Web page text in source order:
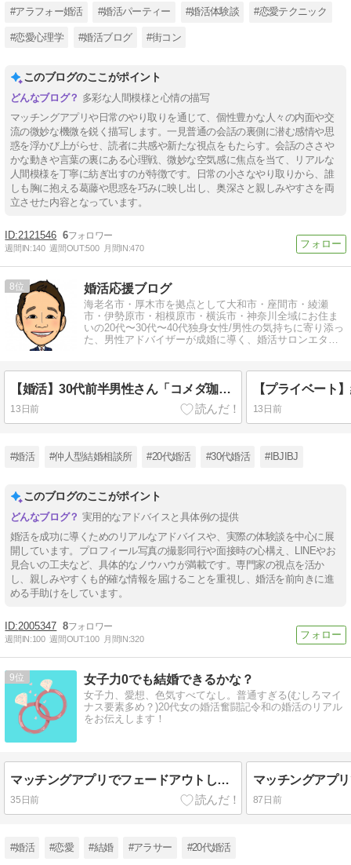
#アラフォー婚活 #婚活パーティー #婚活体験談 #恋愛テクニック
#恋愛心理学 #婚活ブログ #街コン
このブログのここがポイント
多彩な人間模様と心情の描写
マッチングアプリや日常のやり取りを通じて、個性豊かな人々の内面や交
流の微妙な機微を鋭く描写します。一見普通の会話の裏側に潜む感情や思
惑を浮かび上がらせ、読者に共感や新たな視点をもたらす。会話のささや
かな動きや言葉の裏にある心理戦、微妙な空気感に焦点を当て、リアルな
人間模様を丁寧に紡ぎ出すのが特徴です。日常の小さなやり取りから、誰
しも胸に抱える葛藤や思惑を巧みに映し出し、奥深さと親しみやすさを両
立させた内容となっています。
2121546 6
週間IN:140 週間OUT:500 月間IN:470
8 婚活応援ブログ
海老名市・厚木市を拠点として大和市・座間市・綾瀬
市・伊勢原市・相模原市・横浜市・神奈川全域にお住ま
いの20代〜30代〜40代独身女性/男性の気持ちに寄り添っ
た、男性アドバイザーが成婚に導く、婚活サロンエター
【婚活】30代前半男性さん「コメダ珈琲海老名大谷店」にて無料相談
13日前 13日前
#婚活 #仲人型結婚相談所 #20代婚活 #30代婚活 #IBJIBJ
このブログのここがポイント
実用的なアドバイスと具体例の提供
婚活を成功に導くためのリアルなアドバイスや、実際の体験談を中心に展
開しています。プロフィール写真の撮影同行や面接時の心構え、LINEやお
見合いの工夫など、具体的なノウハウが満載です。専門家の視点を活か
し、親しみやすくも的確な情報を届けることを重視し、婚活を前向きに進
める手助けをしています。
2005347 8
週間IN:100 週間OUT:100 月間IN:320
9 女子力0でも結婚できるかな？
女子力、愛想、色気すべてなし。普通すぎる(むしろマイ
ナス要素多め？)20代女の婚活奮闘記令和の婚活のリアル
をお伝えします！
マッチングアプリでフェードアウトした話③
35日前 87日前
#婚活 #恋愛 #結婚 #アラサー #20代婚活